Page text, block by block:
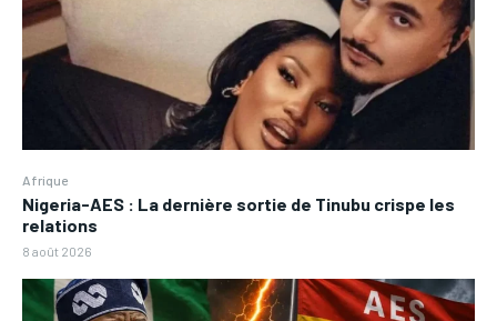
Afrique
Nigeria-AES : La dernière sortie de Tinubu crispe les
relations
8 août 2026